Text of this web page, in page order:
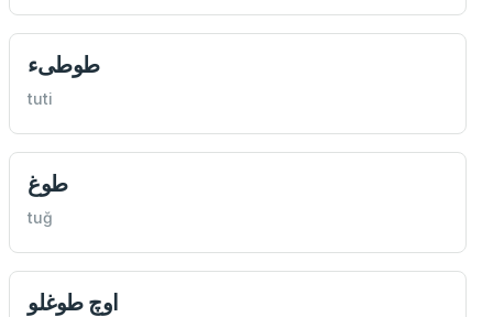
طوطیء
tuti
طوغ
tuğ
اوچ طوغلو